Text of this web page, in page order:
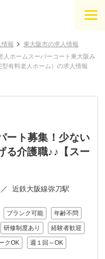
情報
東大阪市の求人情報
人ホームスーパーコート東大阪み
有料老人ホーム）の求人情報
ート募集！少ない
る介護職♪♪【スー
近鉄大阪線弥刀駅
ブランク可能 年齢不問
研修制度あり 経験者歓迎
クOK 週１回～OK